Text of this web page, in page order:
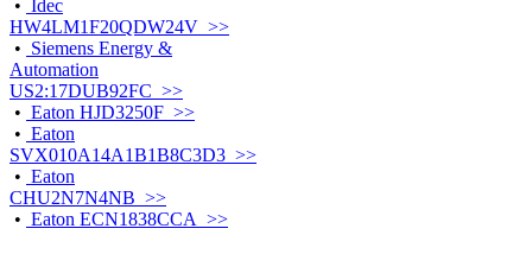
• Idec
HW4LM1F20QDW24V >>
• Siemens Energy &
Automation
US2:17DUB92FC >>
• Eaton HJD3250F >>
• Eaton
SVX010A14A1B1B8C3D3 >>
• Eaton
CHU2N7N4NB >>
• Eaton ECN1838CCA >>